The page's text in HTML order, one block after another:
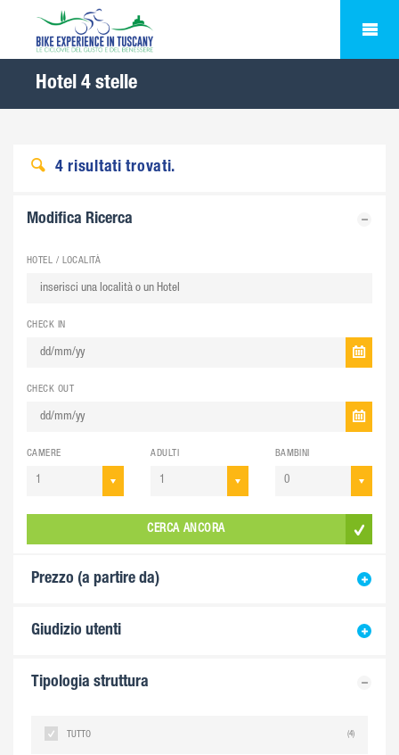
Hotel 4 stelle
4 risultati trovati.
Modifica Ricerca
HOTEL / LOCALITÀ
CHECK IN
CHECK OUT
CAMERE
1
ADULTI
1
BAMBINI
0
CERCA ANCORA
Prezzo (a partire da)
Giudizio utenti
Tipologia struttura
TUTTO (4)